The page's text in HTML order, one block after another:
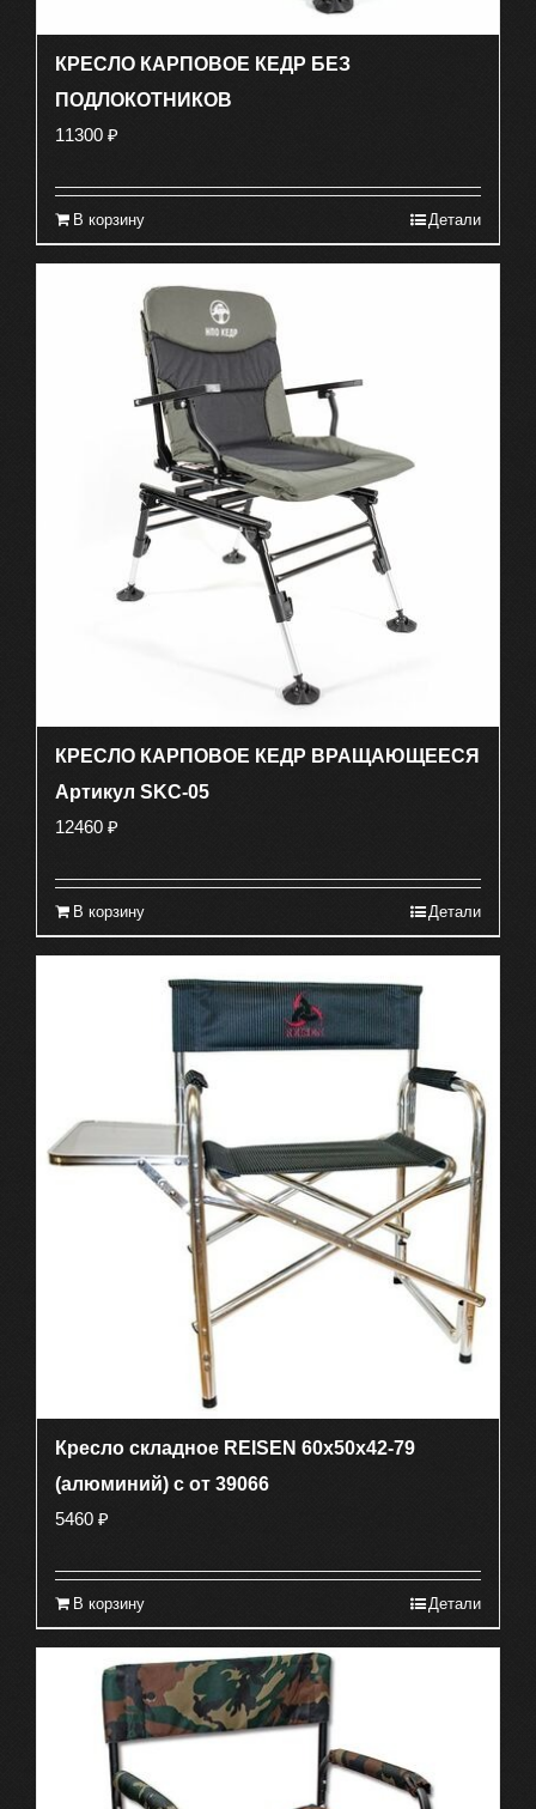
КРЕСЛО КАРПОВОЕ КЕДР БЕЗ
ПОДЛОКОТНИКОВ
11300 ₽
В корзину Детали
КРЕСЛО КАРПОВОЕ КЕДР ВРАЩАЮЩЕЕСЯ
Артикул SKC-05
12460 ₽
В корзину Детали
Кресло складное REISEN 60x50x42-79
(алюминий) с от 39066
5460 ₽
В корзину Детали